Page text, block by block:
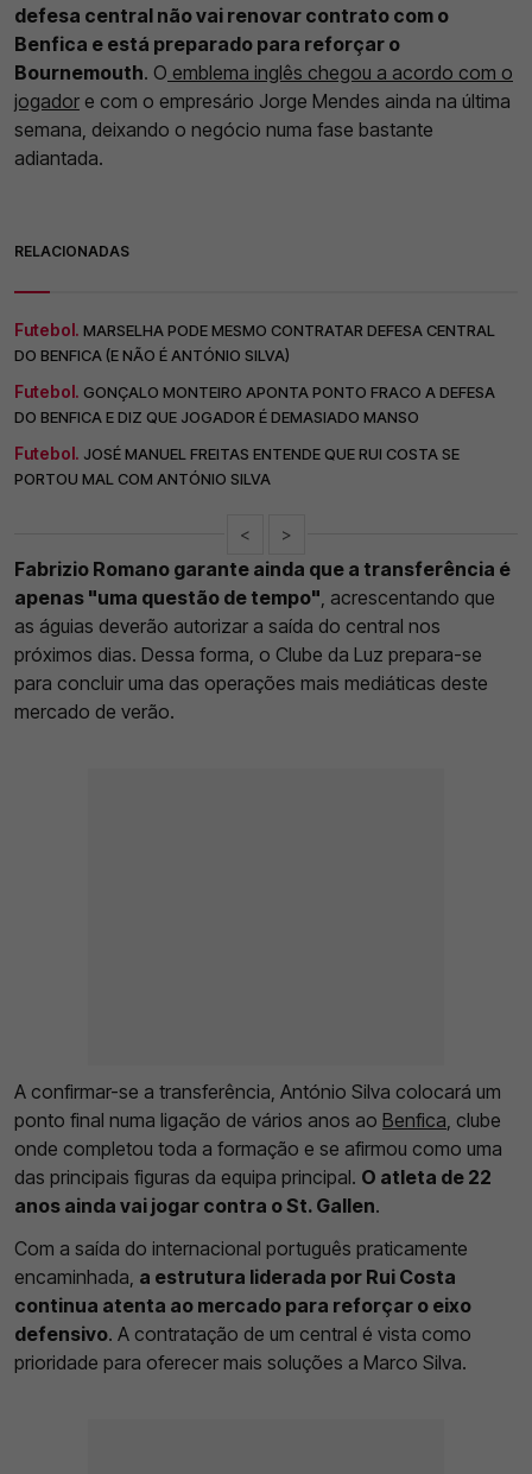
defesa central não vai renovar contrato com o
Benfica e está preparado para reforçar o
Bournemouth. O emblema inglês chegou a acordo com o
jogador e com o empresário Jorge Mendes ainda na última
semana, deixando o negócio numa fase bastante
adiantada.
RELACIONADAS
Futebol. MARSELHA PODE MESMO CONTRATAR DEFESA CENTRAL
DO BENFICA (E NÃO É ANTÓNIO SILVA)
Futebol. GONÇALO MONTEIRO APONTA PONTO FRACO A DEFESA
DO BENFICA E DIZ QUE JOGADOR É DEMASIADO MANSO
Futebol. JOSÉ MANUEL FREITAS ENTENDE QUE RUI COSTA SE
PORTOU MAL COM ANTÓNIO SILVA
< >
Fabrizio Romano garante ainda que a transferência é
apenas "uma questão de tempo" , acrescentando que
as águias deverão autorizar a saída do central nos
próximos dias. Dessa forma, o Clube da Luz prepara-se
para concluir uma das operações mais mediáticas deste
mercado de verão.
A confirmar-se a transferência, António Silva colocará um
ponto final numa ligação de vários anos ao Benfica , clube
onde completou toda a formação e se afirmou como uma
das principais figuras da equipa principal. O atleta de 22
anos ainda vai jogar contra o St. Gallen.
Com a saída do internacional português praticamente
encaminhada, a estrutura liderada por Rui Costa
continua atenta ao mercado para reforçar o eixo
defensivo. A contratação de um central é vista como
prioridade para oferecer mais soluções a Marco Silva.